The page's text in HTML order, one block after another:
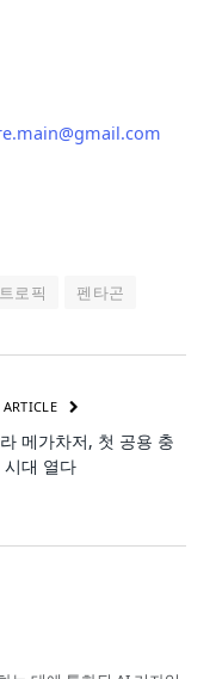
로픽 펜타곤
ARTICLE
메가차저, 첫 공용 충
시대 열다